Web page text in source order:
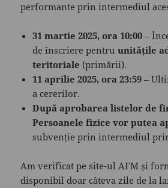
performante prin intermediul
31 martie 2025, ora 10:00 –
de înscriere pentruunitățile
teritoriale (primării).
11 aprilie 2025, ora 23:59 –
a cererilor.
După aprobarea listelor de
Persoanele fizice vor putea
subvenție prin intermediul
Am verificat pe site-ul AFM și
disponibil doar câteva zile de la